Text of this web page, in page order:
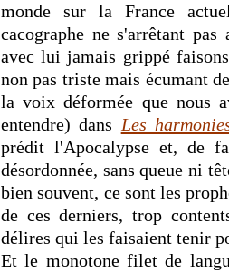
monde sur la France
cacographe ne s'arrêtant
avec lui jamais grippé
non pas triste mais écumant
la voix déformée que nous
entendre) dans Les
prédit l'Apocalypse et, de
désordonnée, sans queue ni
bien souvent, ce sont les
de ces derniers, trop
délires qui les faisaient tenir
Et le monotone filet de